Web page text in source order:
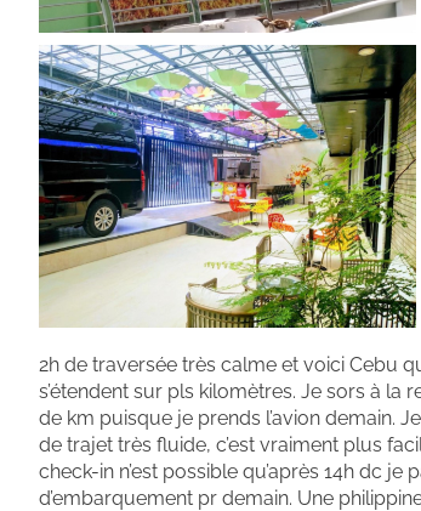
2h de traversée très calme et voici Cebu
s’étendent sur pls kilomètres. Je sors à la
de km puisque je prends l’avion demain.
de trajet très fluide, c’est vraiment plus
check-in n’est possible qu’après 14h dc
d’embarquement pr demain. Une